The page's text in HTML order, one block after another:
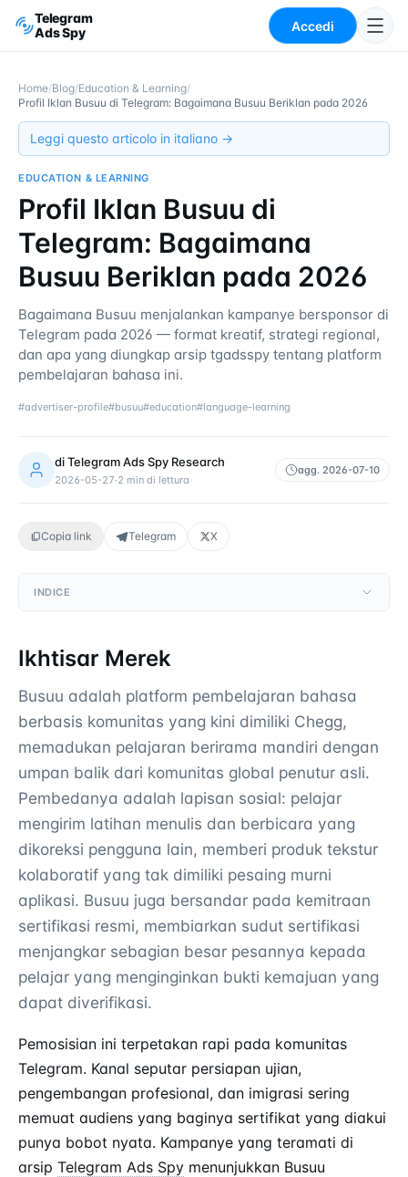
Telegram
Ads Spy
Accedi
Home/Blog/Education & Learning/
Profil Iklan Busuu di Telegram: Bagaimana Busuu Beriklan pada 2026
Leggi questo articolo in italiano →
EDUCATION & LEARNING
Profil Iklan Busuu di
Telegram: Bagaimana
Busuu Beriklan pada 2026
Bagaimana Busuu menjalankan kampanye bersponsor di
Telegram pada 2026 — format kreatif, strategi regional,
dan apa yang diungkap arsip tgadsspy tentang platform
pembelajaran bahasa ini.
#advertiser-profile#busuu#education#language-learning
diTelegram Ads Spy Research
2026-05-27·2 min di lettura
agg. 2026-07-10
Copia link Telegram X
INDICE
Ikhtisar Merek
Busuu adalah platform pembelajaran bahasa
berbasis komunitas yang kini dimiliki Chegg,
memadukan pelajaran berirama mandiri dengan
umpan balik dari komunitas global penutur asli.
Pembedanya adalah lapisan sosial: pelajar
mengirim latihan menulis dan berbicara yang
dikoreksi pengguna lain, memberi produk tekstur
kolaboratif yang tak dimiliki pesaing murni
aplikasi. Busuu juga bersandar pada kemitraan
sertifikasi resmi, membiarkan sudut sertifikasi
menjangkar sebagian besar pesannya kepada
pelajar yang menginginkan bukti kemajuan yang
dapat diverifikasi.
Pemosisian ini terpetakan rapi pada komunitas
Telegram. Kanal seputar persiapan ujian,
pengembangan profesional, dan imigrasi sering
memuat audiens yang baginya sertifikat yang diakui
punya bobot nyata. Kampanye yang teramati di
arsip Telegram Ads Spy menunjukkan Busuu